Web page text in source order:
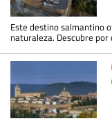
Este destino salmantino
naturaleza. Descubre